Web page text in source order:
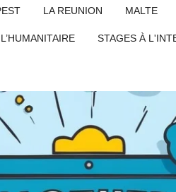
LA REUNION MALTE
STAGES À